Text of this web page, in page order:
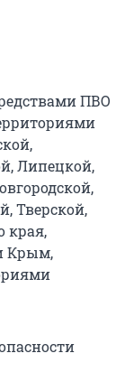
ПВО
Липецкой,
Тверской,
края,
Крым,